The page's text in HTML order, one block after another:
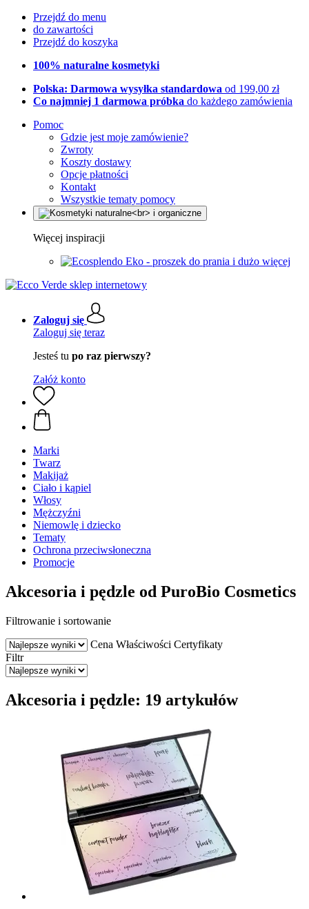
Przejdź do menu
do zawartości
Przejdź do koszyka
100% naturalne kosmetyki
Polska: Darmowa wysyłka standardowa od 199,00 zł
Co najmniej 1 darmowa próbka do każdego zamówienia
Pomoc
Gdzie jest moje zamówienie?
Zwroty
Koszty dostawy
Opcje płatności
Kontakt
Wszystkie tematy pomocy
Więcej inspiracji
Eko - proszek do prania i dużo więcej
Zaloguj się
Zaloguj się teraz
Jesteś tu po raz pierwszy?
Załóż konto
Marki
Twarz
Makijaż
Ciało i kąpiel
Włosy
Mężczyźni
Niemowlę i dziecko
Tematy
Ochrona przeciwsłoneczna
Promocje
Akcesoria i pędzle od PuroBio Cosmetics
Filtrowanie i sortowanie
Cena Właściwości Certyfikaty
Filtr
Akcesoria i pędzle: 19 artykułów